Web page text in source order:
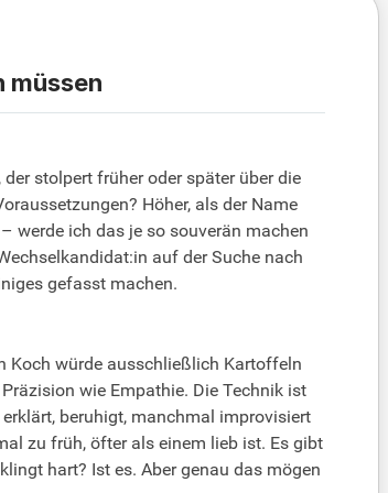
müssen
stolpert früher oder später über die
Höher, als der Name
werde ich das je so souverän machen
auf der Suche nach
gefasst machen.
Koch würde ausschließlich Kartoffeln
wie Empathie. Die Technik ist
beruhigt, manchmal improvisiert
zu früh, öfter als einem lieb ist. Es gibt
hart? Ist es. Aber genau das mögen